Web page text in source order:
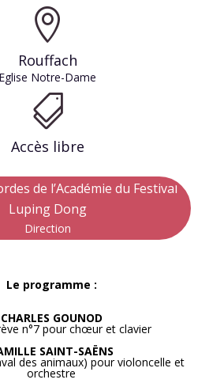

Rouffach
Eglise Notre-Dame

Accès libre
de l’Académie du Festival
Luping Dong
Direction
Le programme :
CHARLES GOUNOD
n°7 pour chœur et clavier
SAINT-SAËNS
des animaux) pour violoncelle et
orchestre